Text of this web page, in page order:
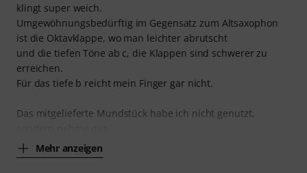
klingt super weich.
Umgewöhnungsbedürftig im Gegensatz zum Altsaxophon
ist die Oktavklappe, wo man leichter abrutscht
und die tiefen Töne ab c, die Klappen sind schwerer zu
erreichen.
Für das tiefe b reicht mein Finger gar nicht.
Das mitgelieferte Mundstück habe ich nicht genutzt,
Mehr anzeigen